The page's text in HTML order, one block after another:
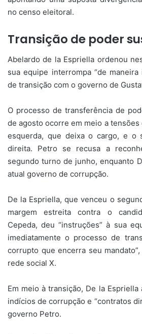
no censo eleitoral.
Transição de poder
Abelardo de la Espriella ordenou
sua equipe interrompa “de maneira
de transição com o governo de
O processo de transferência de
de agosto ocorre em meio a
esquerda, que deixa o cargo, e o
direita. Petro se recusa a
segundo turno de junho, enquanto
atual governo de corrupção.
De la Espriella, que venceu o
margem estreita contra o
Cepeda, deu “instruções” à sua
imediatamente o processo de
corrupto que encerra seu
rede social X.
Em meio à transição, De la
indícios de corrupção e “contratos
governo Petro.